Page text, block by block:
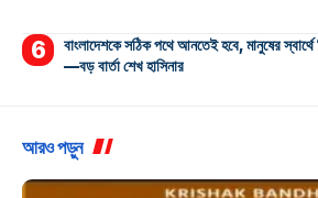
বাংলাদেশকে সঠিক পথে আনতেই হবে, মানুষের স্বার্থে
—বড় বার্তা শেখ হাসিনার
আরও পড়ুন